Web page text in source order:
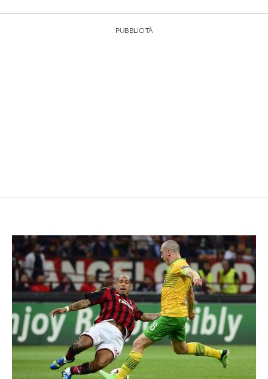
PUBBLICITÀ